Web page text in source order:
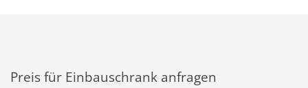
Preis für Einbauschrank anfragen